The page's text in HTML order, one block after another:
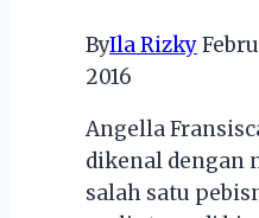
ByIla Rizky
2016
Angella
dikenal dengan
salah satu